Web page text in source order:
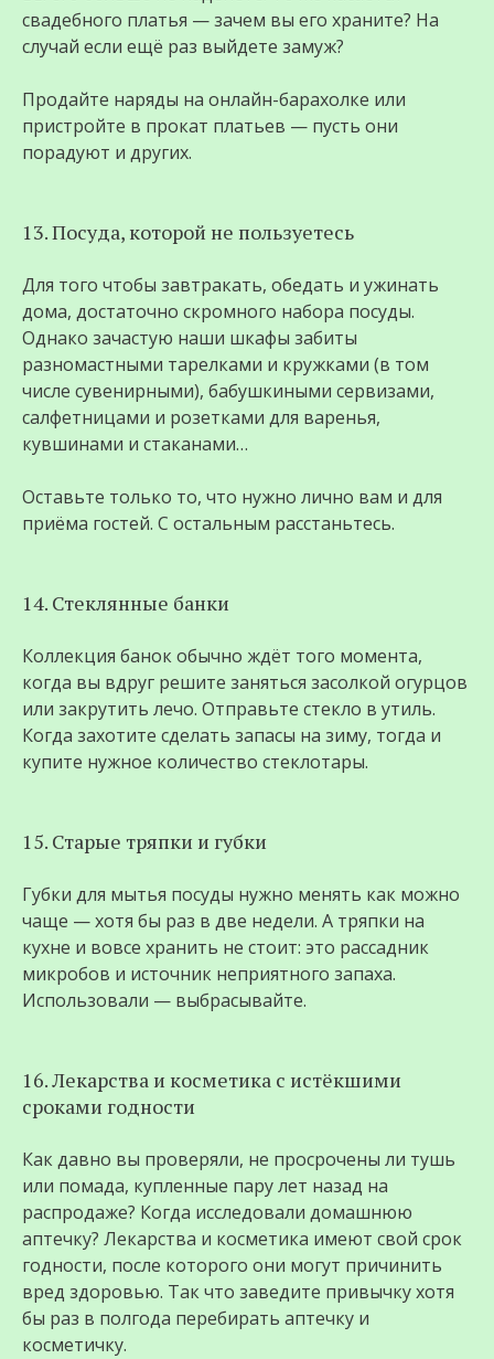
свадебного платья — зачем вы его храните? На
случай если ещё раз выйдете замуж?
Продайте наряды на онлайн-барахолке или
пристройте в прокат платьев — пусть они
порадуют и других.
13. Посуда, которой не пользуетесь
Для того чтобы завтракать, обедать и ужинать
дома, достаточно скромного набора посуды.
Однако зачастую наши шкафы забиты
разномастными тарелками и кружками (в том
числе сувенирными), бабушкиными сервизами,
салфетницами и розетками для варенья,
кувшинами и стаканами…
Оставьте только то, что нужно лично вам и для
приёма гостей. С остальным расстаньтесь.
14. Стеклянные банки
Коллекция банок обычно ждёт того момента,
когда вы вдруг решите заняться засолкой огурцов
или закрутить лечо. Отправьте стекло в утиль.
Когда захотите сделать запасы на зиму, тогда и
купите нужное количество стеклотары.
15. Старые тряпки и губки
Губки для мытья посуды нужно менять как можно
чаще — хотя бы раз в две недели. А тряпки на
кухне и вовсе хранить не стоит: это рассадник
микробов и источник неприятного запаха.
Использовали — выбрасывайте.
16. Лекарства и косметика с истёкшими
сроками годности
Как давно вы проверяли, не просрочены ли тушь
или помада, купленные пару лет назад на
распродаже? Когда исследовали домашнюю
аптечку? Лекарства и косметика имеют свой срок
годности, после которого они могут причинить
вред здоровью. Так что заведите привычку хотя
бы раз в полгода перебирать аптечку и
косметичку.